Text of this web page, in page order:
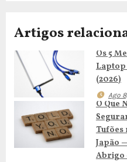
ã
o
d
e
a
Artigos
Os 5
Laptop
(2026)
Ago
O Que
Tufões
Japão
Abrigo